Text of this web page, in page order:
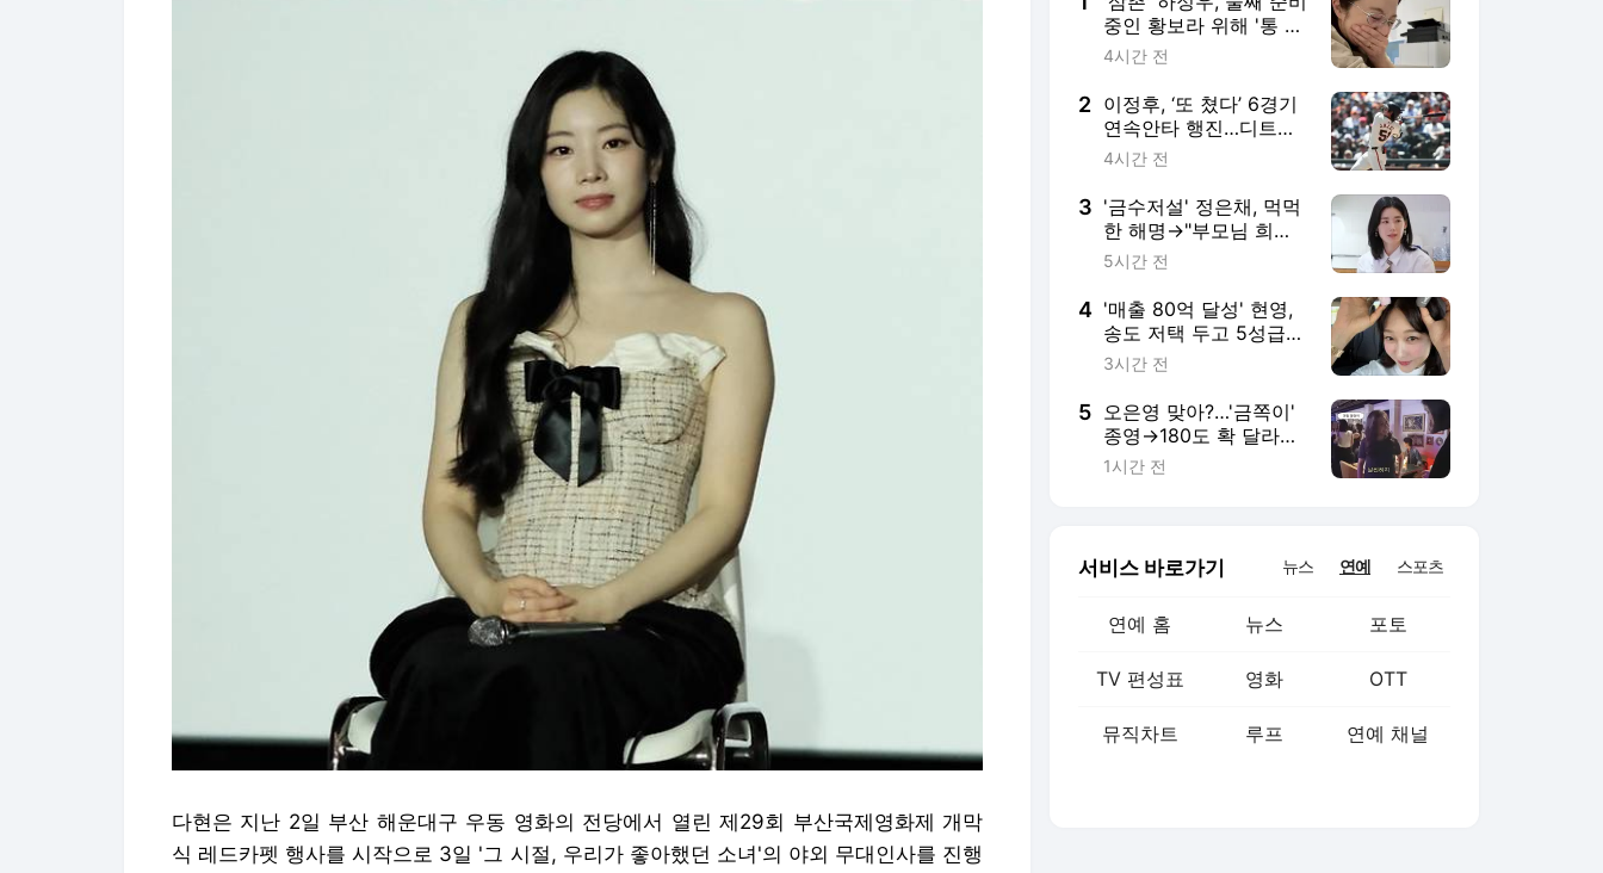
다현은 지난 2일 부산 해운대구 우동 영화의 전당에서 열린 제29회 부산국제영화제 개막
식 레드카펫 행사를 시작으로 3일 '그 시절, 우리가 좋아했던 소녀'의 야외 무대인사를 진행
중인 황보라 위해 '통 큰
선물'→고마움에 감동
4시간 전
2 이정후, ‘또 쳤다’ 6경기
연속안타 행진…디트로
이트전 1안타 2타점, 타
4시간 전
3 '금수저설' 정은채, 먹먹
한 해명→"부모님 희생...
집 평수 줄여가면서 영
5시간 전
4 '매출 80억 달성' 현영,
송도 저택 두고 5성급
호텔서 '호캉스' 즐겼
[MHN:픽]
3시간 전
5 오은영 맞아?…'금쪽이'
종영→180도 확 달라진
근황…"엄청 날씬하다"
1시간 전
서비스 바로가기 뉴스 연예 스포츠
연예 홈 뉴스 포토
TV 편성표 영화 OTT
뮤직차트 루프 연예 채널